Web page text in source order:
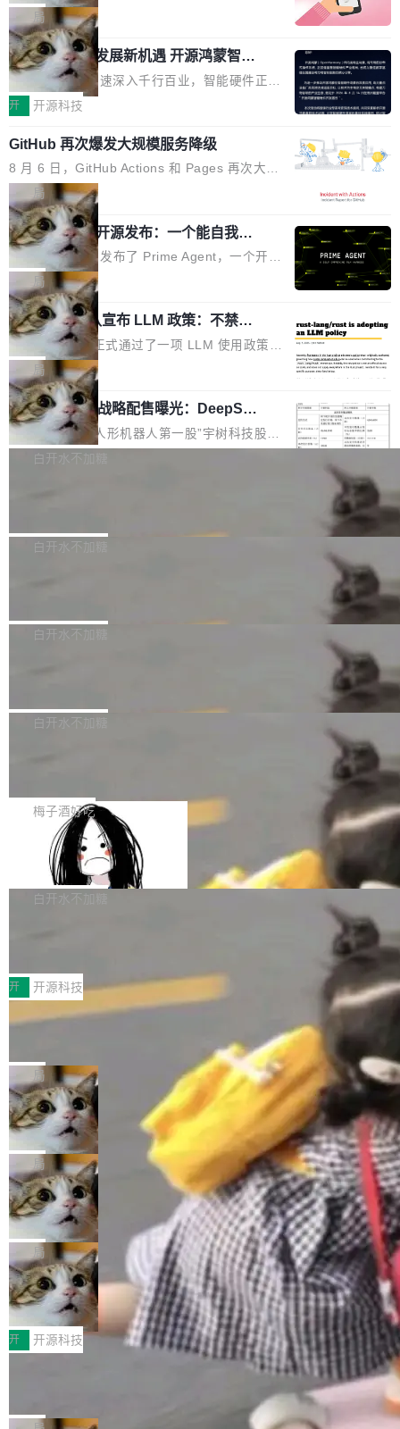
破的事实。 Jordan 随后补充了一句软化声明：
「我不认为这些会议上大部分论文都在过度宣传
或造假。问题是，作为读者，如果你筛选出那些
看起来最令人兴奋的论文，那它们大部分都是过
度宣传的。」 这才是真正的痛点。不是所有论文
都有问题，是最吸引眼球的那批论文最有问题。
他引用的帖子来自 Mathew Shen，一位 ICLR 2
026 的读者：「看了篇 ...
这句话不是来自某个技术博客，而是出自 Hieu
Pham 的一条推文。Hieu Pham 是谁？他是 xAI
的早期工程师之一，在 Grok 训练基础设施团队
工作过。近日他在 X 上发了一条帖子，列出了他
认为现代 AI 领域最重要的三个开源项目。 第一
个名字毫无悬念：Flash Attention 2。 Hieu 的
理由很具体。FA 系列不需要解释，但 FA2 是他
认为最重要的一个——复杂度恰到好处，刚好能
驱动你去学 CuTe，但还没被那些"邪恶的" Hopp
er++ 优化所淹没，足够容易修改和适配。 更关
键的是 FA2 的持久性...
局
共商智能硬件发展新机遇 开源鸿蒙智能
硬件开发者日杭州站即将举行
随着万物智联加速深入千行百业，智能硬件正从
单点设备迈向智能化、网联化、协同化发展。作
鸿蒙通过统一技术底座和分布式能力，为不同类
型智能设备的开发、连接与互联提供关键支撑，
也为产业链企业探索产品创新与商业增长打开新
的空间。 8月14日，开源鸿蒙智能硬件开发者日
（OHDD：OpenHarmony Hardware Develope
r Day）将在杭州启航。活动面向智能硬件产业
链企业和开发者，邀请行业专家与资深技术顾
问，围绕开源鸿蒙技术能力、设备适配、芯片适
配、功耗与稳定性调优、兼容性测评及统一互联
等内容展开系统讲解和实战交流，帮助企业进一
步了解开源鸿蒙在智能...
开 开源科技
GitHub 再次爆发大规模服务降级
8 月 6 日，GitHub Actions 和 Pages 再次大规
模服务降级，Actions 完全不可用超过 5 小时，
webhook 停发，连自托管 runner 也因调度层故
障无法工作。Pages、Copilot code review、C
opilot coding agent 全部受影响。从检测到完全
恢复，大约 12 小时。 这是 2026 年 8 月的第六
起事故，其中四起与 AI/Copilot 服务相关。 Git
Hub 员工 kdaigle 在 HN 讨论中贴出了一组数
据：2025 年全年 10 亿次 commit。现在，每周
2.75 亿次，全年预计 140 亿次。GitHub...
局
Prime Agent 开源发布：一个能自我改
进的编程 Agent，ARC-AGI 3 超越人类
专家基线
Prime Intellect 发布了 Prime Agent，一个开源
的编程 Agent Harness，核心设计围绕两个抽
象：Recursive Language Model（RLM）和 C
ontinual Harness。在 ARC-AGI 3 基准测试
上，Prime Agent + Opus 5 的组合达到了 95.
5% RHAE Best@1，超过了 ARC 报告的人类专
家基线 95.4%。 不是又一个 coding agent 包装
器 Prime Agent 的架构和市面上大多数 coding
agent 有本质区别。大多数 agent harness 的设
计是基于早期模型的能力—...
局
Rust 项目团队宣布 LLM 政策：不禁
止，但你要承认哪些代码不是你写的
Rust 语言项目正式通过了一项 LLM 使用政策，
覆盖 rust-lang/rust 单一仓库的代码贡献。这不
是项目级别的官方立场，目前由五个团队采纳，
但它可能是主流开源项目中关于 AI 辅助贡献最
细致的一份规则。 政策的核心只有一句话：LLM
可以用来分析、提炼、审阅、建议，但不能用来
不得生成涉及安全性的关键变更，除非作者本身
局
宇树科技 IPO 战略配售曝光：DeepSe
ek 获配 93.3 万股，锁定 36 个月
8月6日晚间，“人形机器人第一股”宇树科技股份
有限公司披露IPO发行价格及战略配售结果，杭
36个月。 公告显示，本次宇树科技战略配售对
员工参与设立的专项资产管理计划。其中，Dee
获配9...
白开水不加糖
Bug fixes and enhancements 修复多次传递同
一个回归问题，该问题导致拉取镜像时会拒绝包
题，该问题可能导致在旧版 Linux 内核...
白开水不加糖
e 孵化器项目管理委员会（IPMC）投票中获得
P）！这一里程碑不仅标志着 Fluss 迈入新的发
白开水不加糖
长期停止内容更新，未能实现其作为“AI版维基百
提交的编辑请求也长期处于待处理状态。 Groki
pedia 于去年底上线，定位为由人工智能生成内
容的百科平台，被马斯克视为传统众包百科网站
维基百科的替代方案。Lawfare 调查发现，无论
热门页面还是低关注度页面，均未出现近期更
白开水不加糖
是这样的：配 MessageSource 的 Bean、写 R
eloadableResourceBundleMessageSource、
声明 LocaleResolver、注册 LocaleChangeInt
erceptor…五六步之后才能看到第一行翻译文
本。 Solon 换了个方式。整个 i18n 模块围绕三
梅子酒好吃
Apache Doris 4.1 全面增强 Iceberg：
支持 UPDATE、MERGE INTO 与 Iceb
erg V3
Apache Doris 4.1 要补齐的，正是缺失的那一
半。在已有查询能力的基础上，Doris 进一步支
常维护操作，并完整支持 Iceberg V3 格式。
白开水不加糖
村国家自主创新示范区会议中心开幕。本届大会
由中关村智联软件服务业质量创新联盟主办，以
“智构可信·质创未来——AI原生时代的质量新范
式”为主题，直面AI从实验室走向规模化产业落地
的核心质量命题。会上，《2026智能研发生产力
工具选型手册》发布，Testin云测的Testin XAge
nt智能测试系统入选AI测试领域代表产品。对CI
O而言，这提示了一个转变：AI测试正在从效率
工具升级为企业的质量基础设施。 CIO面对的新
现实 过去两年，CIO们的焦虑清单上多了两项：
一是如何让大模型和智能体应用安全地从PoC走
向生产，二是如何让测试团队跟得上AI应用...
开 开源科技
让非法状态不可表示：一篇关于 ADT
有一种东西，一旦用过就回不去了。Alex Fedos
eev 管它叫"软件设计的基石"。 他说的东西不新
鲜——代数数据类型（ADT），尤其是和类型
（sum type）。但他说清楚了一件事：这不是类
型系统的学术体操，是日常编码的思维方式。 文
章从一个简单的例子切入。一个网站的深色主题
设置，如果用布尔值 + 可空字段来表示——bool
ean 表示是否可切换，nullable 的默认模式、浅
色方案、深色方案——会产生大量无意义的组
合。方案缺了、配置冲突了、全 null 了。要知道
哪些组合有效，作者说，你得靠"文档、校验、或
者部落知识"。 换个写法。Rust 的 enum，两个
变体：Switchable...
局
Cloudflare 开源内部企业 AI 平台 Clou
dflare OS
Cloudflare 发布了一个开源项目 Cloudflare O
S。如果你只看官方博客，你会觉得这是又一
个"AI 知识库 + 聊天机器人"——每个大厂都在
做，没什么新鲜的。 但 Kenton Varda 在 Twitte
r 上把事情说清楚了： 今天我们发布了 Cloudfla
re OS，一个带连接器的聊天机器人，跟其他所
有科技公司做的一样。只不过，实际上它不一
样。这是 Sandstorm.io 的重制版，我十年前的
那个创业公司。不同的是，这次它构建在 Cloudf
lare Workers 上——我花了九年时间搭建的平台
——并且深度集成了 AI。这基本上是我十年秘密
局
Deno 团队开源 Celld，可自托管的分
布式 Durable Objects
Ryan Dahl 领导的 Deno 团队推出了最新开源项
目 Celld，一个能在自己机器上运行 Cloudflare
Workers 和 Durable Objects 的守护进程。 设
计思路很直接：每个对象是一个独立的 SQLite
数据库，按名称寻址，复制到你自己的 S3 兼容
存储库里。节点之间只通过这个存储库协调——
没有控制平面，没有共识协议。每个对象自带一
个小型数据库，应用天然按分片构建，单个数据
库的竞争和爆炸半径问题在设计层面就被消除
了。 闲置的 cell 会休眠到几乎不占资源。当 cel
局
鲁大师7月新机性能/流畅/AI榜：vivo夺
性能、流畅双第一，三星Galaxy Z系列
新折叠缺席
2026年7月的手机市场，由于存储等硬件成本暴
增，手机厂商的日子也不好过啊，新机速度明显
放缓，因此硝烟味淡了许多。新机参数规格除开
Fold8 / Z Flip8）外，其余要么是中低端机器，
例如iQOO Z11i、REDMI Note 17、REDMI No
开 开源科技
Zed 编辑器团队发布了新项目——DeltaDB，一
个在 git commit 之间记录每一次编辑操作的版